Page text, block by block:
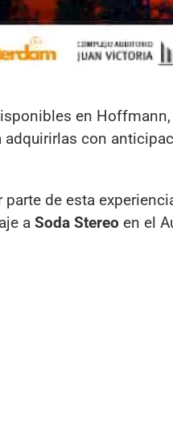
en
con
de esta
a Soda Stereo en el